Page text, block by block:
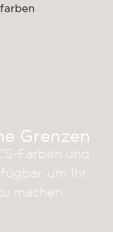
Grenzen
Farben und
um Ihr
machen.